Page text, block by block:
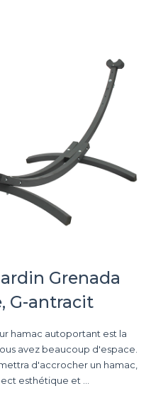
Grenada
G-antracit
hamac autoportant est la
avez beaucoup d'espace.
d'accrocher un hamac,
esthétique et ...